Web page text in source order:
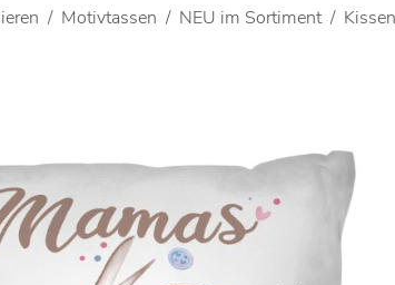
Motivtassen NEU im Sortiment